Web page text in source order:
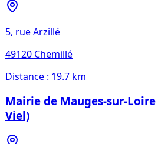
5, rue Arzillé
49120 Chemillé
Distance : 19.7 km
Mairie de Mauges-sur-
Viel)